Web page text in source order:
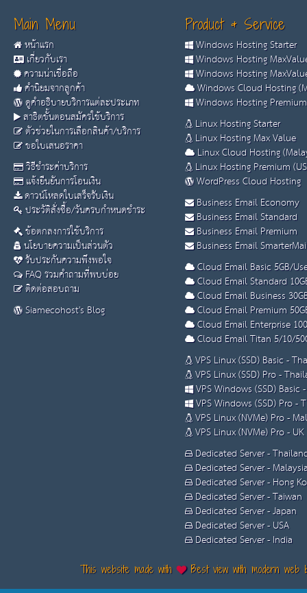
Main Menu
หน้าแรก
เกี่ยวกับเรา
ความน่าเชื่อถือ
คำนิยมจากลูกค้า
ดูคำอธิบายบริการแต่ละประเภท
สาธิตขั้นตอนสมัครใช้บริการ
ตัวช่วยในการเลือกสินค้า/บริการ
ขอใบเสนอราคา
วิธีชำระค่าบริการ
แจ้งยืนยันการโอนเงิน
ดาวน์โหลดใบเสร็จรับเงิน
ประวัติสั่งซื้อ/วันครบกำหนดชำระ
ข้อตกลงการใช้บริการ
นโยบายความเป็นส่วนตัว
รับประกันความพึงพอใจ
FAQ รวมคำถามที่พบบ่อย
ติดต่อสอบถาม
Siamecohost's Blog
Product & Service
Windows Hosting Starter
Windows Hosting
Windows Hosting
Windows Cloud Hosting
Windows Hosting
Linux Hosting Starter
Linux Hosting Max Value
Linux Cloud Hosting
Linux Hosting Premium
WordPress Cloud Hosting
Business Email Economy
Business Email Standard
Business Email Premium
Business Email
Cloud Email Basic 5GB/
Cloud Email Standard
Cloud Email Business
Cloud Email Premium
Cloud Email Enterprise
Cloud Email Titan 5/10/
VPS Linux (SSD) Basic -
VPS Linux (SSD) Pro -
VPS Windows (SSD) Basic
VPS Windows (SSD) Pro -
VPS Linux (NVMe) Pro -
VPS Linux (NVMe) Pro - UK
Dedicated Server -
Dedicated Server -
Dedicated Server - Hong
Dedicated Server - Taiwan
Dedicated Server - Japan
Dedicated Server - USA
Dedicated Server - India
This website made with Best view with modern web